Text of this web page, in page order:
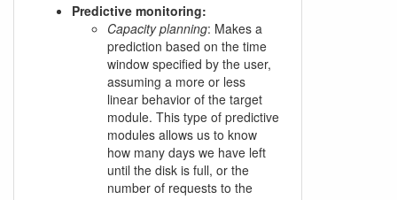
Predictive monitoring:
Capacity planning: Makes a
prediction based on the time
window specified by the user,
assuming a more or less
linear behavior of the target
module. This type of predictive
modules allows us to know
how many days we have left
until the disk is full, or the
number of requests to the